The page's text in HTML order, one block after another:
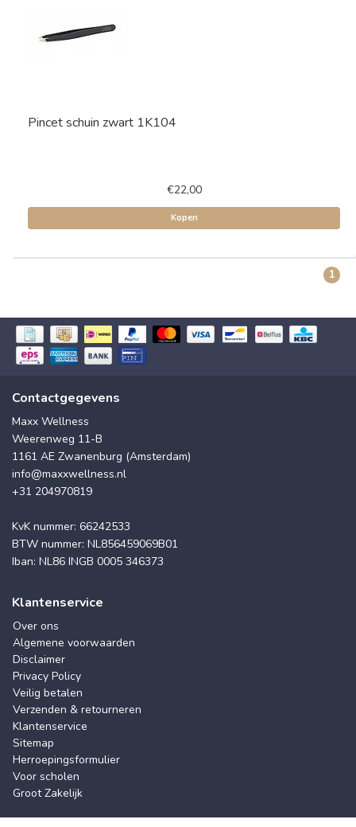
Pincet schuin zwart 1K104
€22,00
Kopen
1
Contactgegevens
Maxx Wellness
Weerenweg 11-B
1161 AE Zwanenburg (Amsterdam)
info@maxxwellness.nl
+31 204970819
KvK nummer: 66242533
BTW nummer: NL856459069B01
Iban: NL86 INGB 0005 346373
Klantenservice
Over ons
Algemene voorwaarden
Disclaimer
Privacy Policy
Veilig betalen
Verzenden & retourneren
Klantenservice
Sitemap
Herroepingsformulier
Voor scholen
Groot Zakelijk